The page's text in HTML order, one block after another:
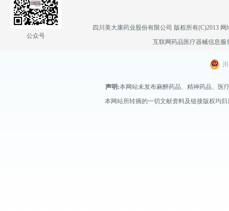
四川美大康药业股份有限公司 版权所有(C)2013 网
互联网药品医疗器械信息服
声明:本网站未发布麻醉药品、精神药品、医
本网站所转摘的一切文献资料及链接版权均归
公众号